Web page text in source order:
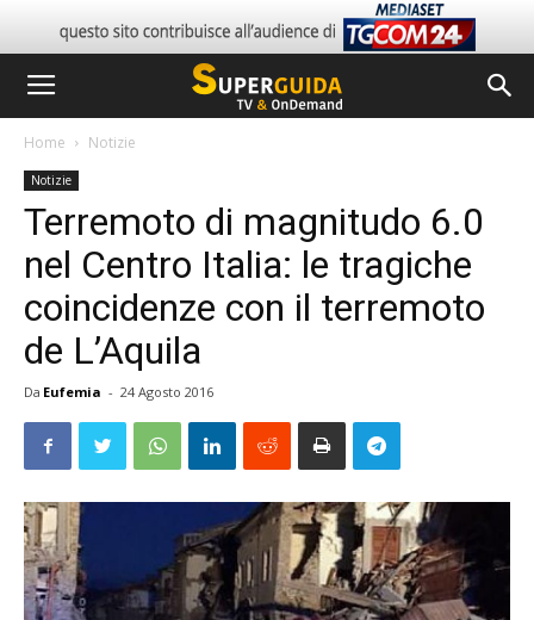
Home Notizie
Notizie
Terremoto di magnitudo 6.0
nel Centro Italia: le tragiche
coincidenze con il terremoto
de L’Aquila
Da Eufemia - 24 Agosto 2016